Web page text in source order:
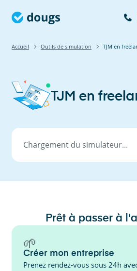
Accueil Outils de simulation TJM en
TJM en
Chargement du simulateur...
Prêt à passer à
🌱
Créer mon entreprise
Prenez rendez-vous sous 24h